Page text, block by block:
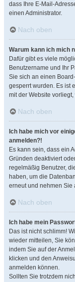
dass Ihre E-Mail-
einen Administrator.
Nach oben
Warum kann ich mich
Dafür gibt es viele
Benutzername und Ihr
Sie sich an einen
gesperrt wurden. Es ist
mit der Website
Nach oben
Ich habe mich vor
anmelden?!
Es kann sein, dass ein
Gründen deaktiviert
regelmäßig Benutzer,
haben, um die
erneut und nehmen Sie
Nach oben
Ich habe mein
Das ist nicht schlimm!
wieder mitteilen, Sie
indem Sie auf der
klicken und den
anmelden können.
Sollten Sie trotzdem